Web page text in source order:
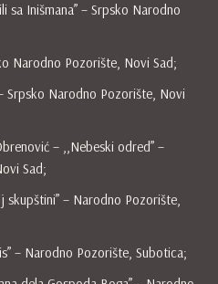
Inišmana” – Srpsko Narodno
Narodno Pozorište, Novi Sad;
Srpsko Narodno Pozorište, Novi
– ,,Nebeski odred” –
Sad;
– Narodno Pozorište,
– Narodno Pozorište, Subotica;